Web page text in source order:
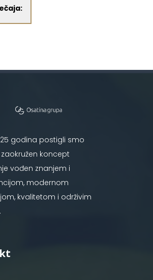
godina postigli smo
koncept
vođen znanjem i
modernom
kvalitetom i održivim